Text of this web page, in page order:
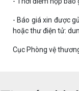
- Báo giá xin được
hoặc thư điện tử:
Cục Phòng vệ